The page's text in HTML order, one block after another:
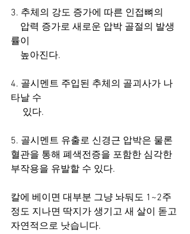
3. 추체의 강도 증가에 따른 인접뼈의
률이
    높아진다.
4. 골시멘트 주입된 추체의 골괴사가 나
타날 수
     있다.
5. 골시멘트 유출로 신경근 압박은 물론
혈관을 통해 폐색전증을 포함한 심각한
부작용을 유발할 수 있다.
칼에 베이면 대부분 그냥 놔둬도 1~2주
정도 지나면 딱지가 생기고 새 살이 돋고
자연적으로 낫습니다.